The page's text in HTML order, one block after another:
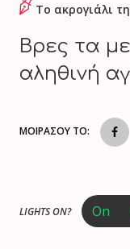
Το ακρογιάλι
Βρες τα
αληθινή
ΜΟΙΡΑΣΟΥ ΤΟ:
LIGHTS ON?